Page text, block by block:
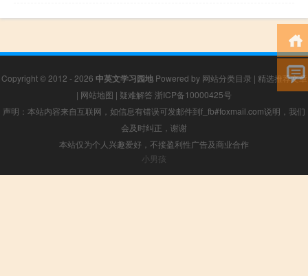
Copyright © 2012 - 2026 中英文学习园地Powered by 网站分类目录 | 精选推荐文章
| 网站地图 | 疑难解答 浙ICP备10000425号
声明：本站内容来自互联网，如信息有错误可发邮件到f_fb#foxmail.com说明，我们
会及时纠正，谢谢
本站仅为个人兴趣爱好，不接盈利性广告及商业合作
小男孩